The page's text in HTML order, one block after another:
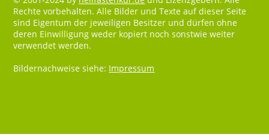
Rechte vorbehalten. Alle Bilder und Texte auf dieser Seite
sind Eigentum der jeweiligen Besitzer und dürfen ohne
deren Einwilligung weder kopiert noch sonstwie weiter
verwendet werden.
Bildernachweise siehe: Impressum